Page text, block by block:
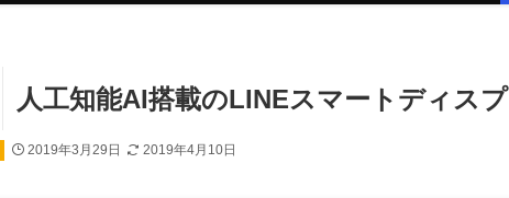
人工知能AI搭載のLINEスマートディス
2019年3月29日 2019年4月10日